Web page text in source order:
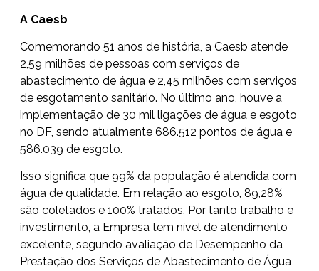
A Caesb
Comemorando 51 anos de história, a Caesb atende
2,59 milhões de pessoas com serviços de
abastecimento de água e 2,45 milhões com serviços
de esgotamento sanitário. No último ano, houve a
implementação de 30 mil ligações de água e esgoto
no DF, sendo atualmente 686.512 pontos de água e
586.039 de esgoto.
Isso significa que 99% da população é atendida com
água de qualidade. Em relação ao esgoto, 89,28%
são coletados e 100% tratados. Por tanto trabalho e
investimento, a Empresa tem nível de atendimento
excelente, segundo avaliação de Desempenho da
Prestação dos Serviços de Abastecimento de Água